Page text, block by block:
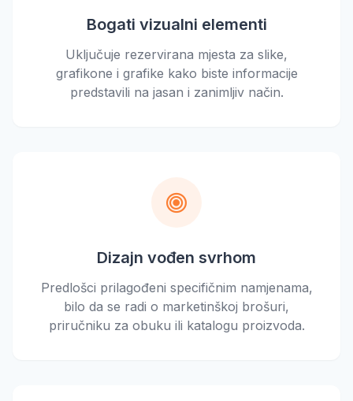
Bogati vizualni elementi
Uključuje rezervirana mjesta za slike,
grafikone i grafike kako biste informacije
predstavili na jasan i zanimljiv način.
Dizajn vođen svrhom
Predlošci prilagođeni specifičnim namjenama,
bilo da se radi o marketinškoj brošuri,
priručniku za obuku ili katalogu proizvoda.